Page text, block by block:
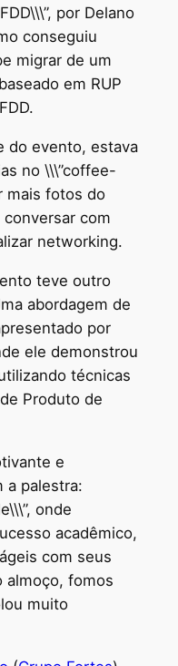
por Delano
conseguiu
migrar de um
em RUP
do evento, estava
no \\\”coffee-
mais fotos do
com
networking.
teve outro
abordagem de
por
ele demonstrou
técnicas
Produto de
e
a palestra:
onde
acadêmico,
com seus
almoço, fomos
muito